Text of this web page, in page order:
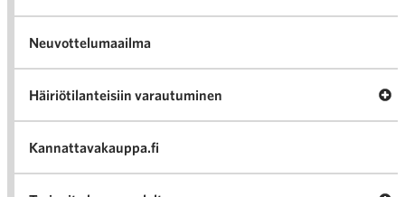
Neuvottelumaailma
Häiriötilanteisiin varautuminen
Kannattavakauppa.fi